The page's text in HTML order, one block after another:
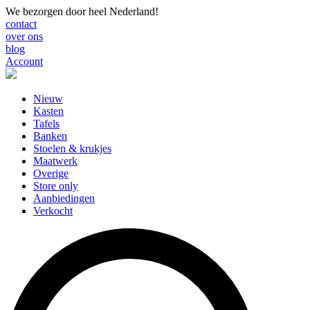
We bezorgen door heel Nederland!
contact
over ons
blog
Account
Nieuw
Kasten
Tafels
Banken
Stoelen & krukjes
Maatwerk
Overige
Store only
Aanbiedingen
Verkocht